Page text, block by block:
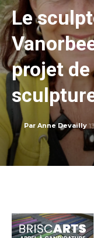
Le
projet
Par Anne Devailly